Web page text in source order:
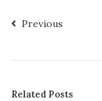
Previous
Related Posts